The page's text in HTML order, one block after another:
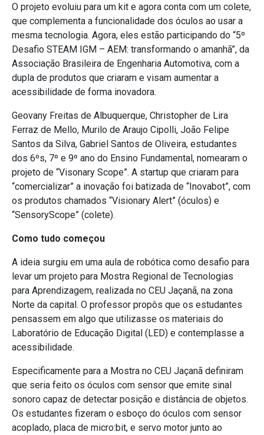
O projeto evoluiu para um kit e agora conta com um colete,
que complementa a funcionalidade dos óculos ao usar a
mesma tecnologia. Agora, eles estão participando do “5º
Desafio STEAM IGM – AEM: transformando o amanhã”, da
Associação Brasileira de Engenharia Automotiva, com a
dupla de produtos que criaram e visam aumentar a
acessibilidade de forma inovadora.
Geovany Freitas de Albuquerque, Christopher de Lira
Ferraz de Mello, Murilo de Araujo Cipolli, João Felipe
Santos da Silva, Gabriel Santos de Oliveira, estudantes
dos 6ºs, 7º e 9º ano do Ensino Fundamental, nomearam o
projeto de “Visonary Scope”. A startup que criaram para
“comercializar” a inovação foi batizada de “Inovabot”, com
os produtos chamados “Visionary Alert” (óculos) e
“SensoryScope” (colete).
Como tudo começou
A ideia surgiu em uma aula de robótica como desafio para
levar um projeto para Mostra Regional de Tecnologias
para Aprendizagem, realizada no CEU Jaçanã, na zona
Norte da capital. O professor propôs que os estudantes
pensassem em algo que utilizasse os materiais do
Laboratório de Educação Digital (LED) e contemplasse a
acessibilidade.
Especificamente para a Mostra no CEU Jaçanã definiram
que seria feito os óculos com sensor que emite sinal
sonoro capaz de detectar posição e distância de objetos.
Os estudantes fizeram o esboço do óculos com sensor
acoplado, placa de micro:bit, e servo motor junto ao